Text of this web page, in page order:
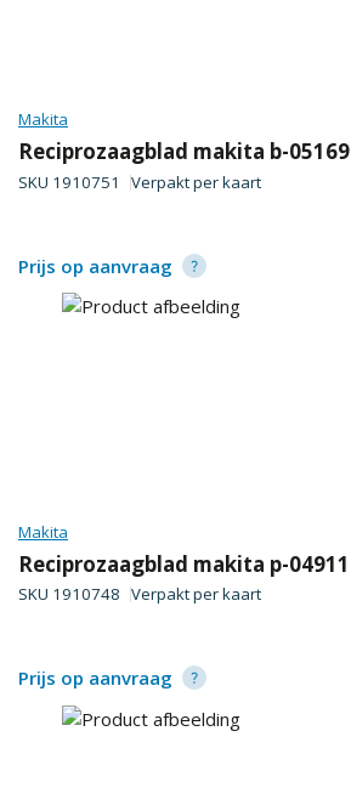
Makita
Reciprozaagblad makita b-05169
SKU 1910751 Verpakt perkaart
Prijs op aanvraag
Makita
Reciprozaagblad makita p-04911
SKU 1910748 Verpakt perkaart
Prijs op aanvraag